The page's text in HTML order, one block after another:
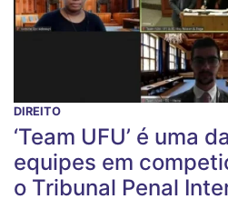
DIREITO
‘Team UFU’ é uma
equipes em
o Tribunal Penal